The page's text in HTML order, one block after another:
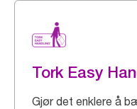
Tork Easy
Gjør det enklere å